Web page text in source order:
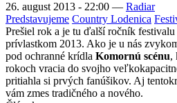
26. august 2013 - 22:00 — Radiar
Predstavujeme Country Lodenica
Prešiel rok a je tu ďalší ročník
prívlastkom 2013. Ako je u nás
pod ochranné krídla Komornú scénu,
rokoch vracia do svojho
pritiahla si prvých fanúšikov. Aj
vám zmes tradičného a nového.